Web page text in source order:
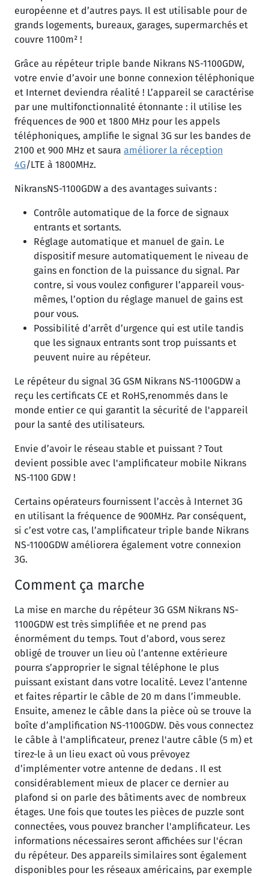
européenne et d’autres pays. Il est utilisable pour de
grands logements, bureaux, garages, supermarchés et
couvre 1100m² !
Grâce au répéteur triple bande Nikrans NS-1100GDW,
votre envie d’avoir une bonne connexion téléphonique
et Internet deviendra réalité ! L’appareil se caractérise
par une multifonctionnalité étonnante : il utilise les
fréquences de 900 et 1800 MHz pour les appels
téléphoniques, amplifie le signal 3G sur les bandes de
2100 et 900 MHz et saura améliorer la réception
4G/LTE à 1800MHz.
NikransNS-1100GDW a des avantages suivants :
Contrôle automatique de la force de signaux
entrants et sortants.
Réglage automatique et manuel de gain. Le
dispositif mesure automatiquement le niveau de
gains en fonction de la puissance du signal. Par
contre, si vous voulez configurer l’appareil vous-
mêmes, l’option du réglage manuel de gains est
pour vous.
Possibilité d’arrêt d’urgence qui est utile tandis
que les signaux entrants sont trop puissants et
peuvent nuire au répéteur.
Le répéteur du signal 3G GSM Nikrans NS-1100GDW a
reçu les certificats CE et RoHS,renommés dans le
monde entier ce qui garantit la sécurité de l'appareil
pour la santé des utilisateurs.
Envie d’avoir le réseau stable et puissant ? Tout
devient possible avec l'amplificateur mobile Nikrans
NS-1100 GDW !
Certains opérateurs fournissent l’accès à Internet 3G
en utilisant la fréquence de 900MHz. Par conséquent,
si c’est votre cas, l’amplificateur triple bande Nikrans
NS-1100GDW améliorera également votre connexion
3G.
Comment ça marche
La mise en marche du répéteur 3G GSM Nikrans NS-
1100GDW est très simplifiée et ne prend pas
énormément du temps. Tout d’abord, vous serez
obligé de trouver un lieu où l’antenne extérieure
pourra s’approprier le signal téléphone le plus
puissant existant dans votre localité. Levez l’antenne
et faites répartir le câble de 20 m dans l’immeuble.
Ensuite, amenez le câble dans la pièce où se trouve la
boîte d’amplification NS-1100GDW. Dès vous connectez
le câble à l'amplificateur, prenez l'autre câble (5 m) et
tirez-le à un lieu exact où vous prévoyez
d’implémenter votre antenne de dedans . Il est
considérablement mieux de placer ce dernier au
plafond si on parle des bâtiments avec de nombreux
étages. Une fois que toutes les pièces de puzzle sont
connectées, vous pouvez brancher l'amplificateur. Les
informations nécessaires seront affichées sur l'écran
du répéteur. Des appareils similaires sont également
disponibles pour les réseaux américains, par exemple